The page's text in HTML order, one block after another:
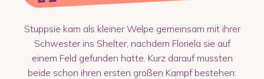
Stuppsie kam als kleiner Welpe gemeinsam mit ihrer
Schwester ins Shelter, nachdem Floriela sie auf
einem Feld gefunden hatte. Kurz darauf mussten
beide schon ihren ersten großen Kampf bestehen: